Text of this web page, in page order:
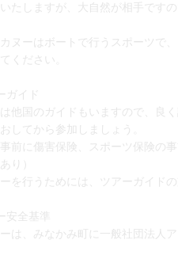
たしますが、大自然が相手です
ヌーはボートで行うスポーツで
ください。
ガイド
他国のガイドもいますので、良
してから参加しましょう。
前に傷害保険、スポーツ保険の
り）
を行うためには、ツアーガイド
全基準
は、みなかみ町に一般社団法人